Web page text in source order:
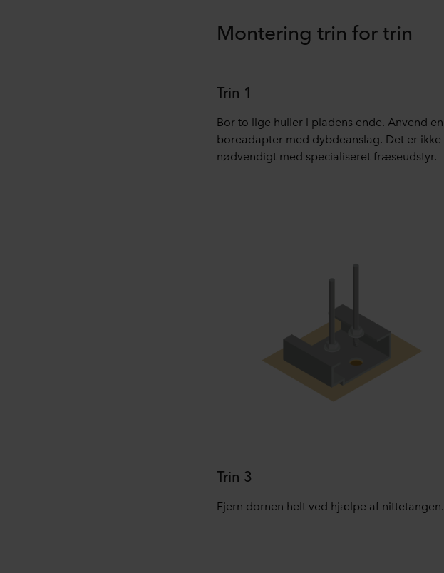
Montering trin for trin
Trin 1
Bor to lige huller i pladens ende. Anvend en
boreadapter med dybdeanslag. Det er ikke
nødvendigt med specialiseret fræseudstyr.
Trin 3
Fjern dornen helt ved hjælpe af nittetangen.